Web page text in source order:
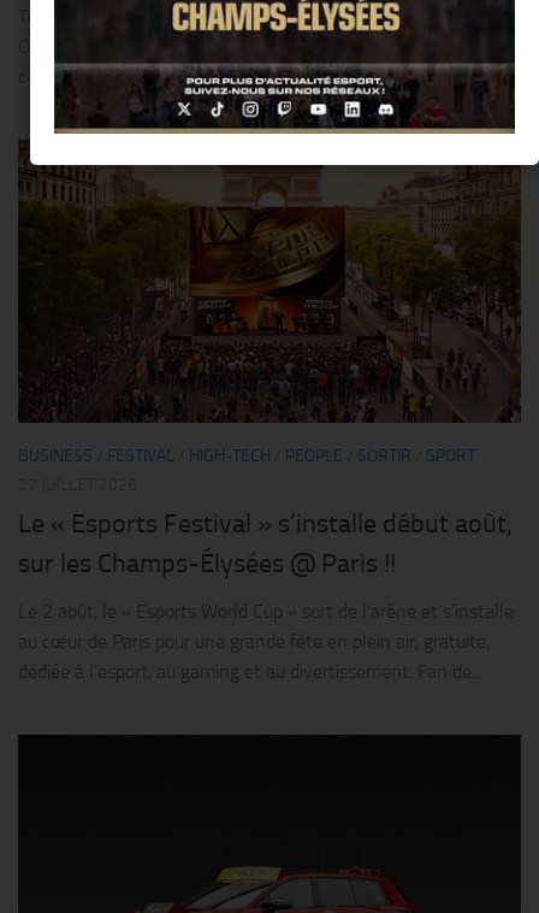
Tour de France Femmes avec Zwift en tant que Partenaire
Officiel Principal pour la cinquième année consécutive. Cette
course prestigieuse se déroulera du...
BUSINESS FESTIVAL HIGH-TECH PEOPLE SORTIR
SPORT
Le « Esports Festival » s’installe début août,
sur les Champs-Élysées @ Paris !!
Le 2 août, le « Esports World Cup » sort de l’arène et s’installe
au cœur de Paris pour une grande fête en plein air, gratuite,
dédiée à l’esport, au gaming et au divertissement. Fan de...